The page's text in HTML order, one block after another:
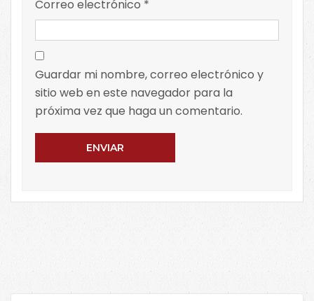
Correo electrónico *
Guardar mi nombre, correo electrónico y
sitio web en este navegador para la
próxima vez que haga un comentario.